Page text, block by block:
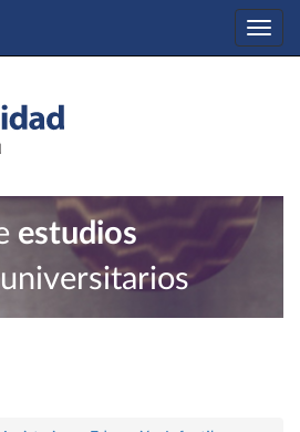
estudios
universitarios